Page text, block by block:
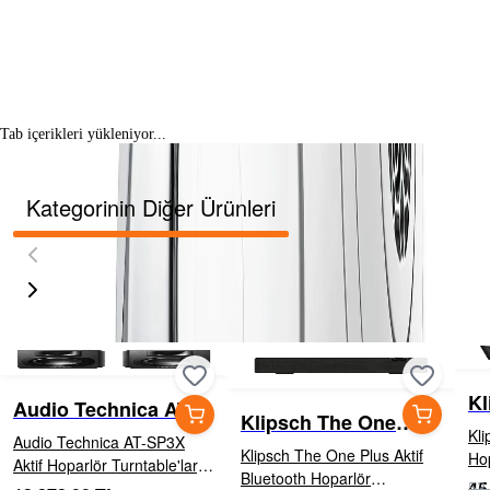
Tab içerikleri yükleniyor...
Kategorinin Diğer Ürünleri
Audio Technica AT-
SP3X Aktif Hoparlör
Audio Technica AT-SP3X
Aktif Hoparlör Turntable'lar,
Klipsch The One
Plus Aktif Bluetooth
Hoparlör
Klipsch The One Plus Aktif
Bluetooth Hoparlör